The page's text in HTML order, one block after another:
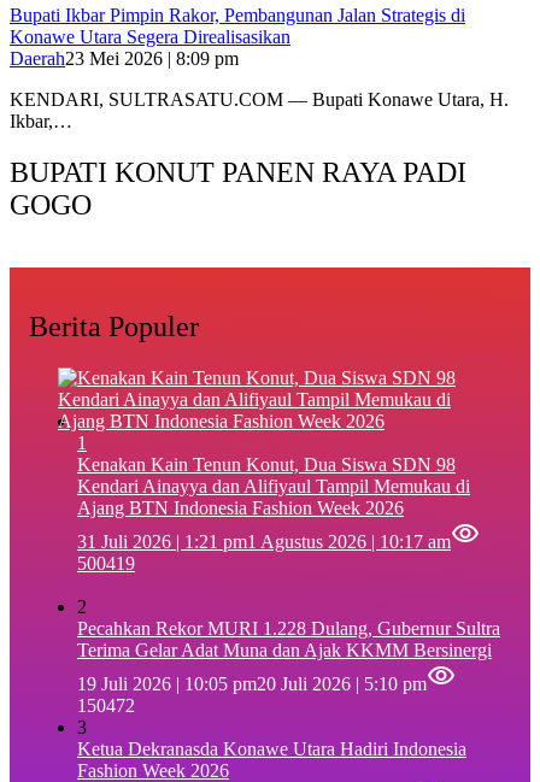
Bupati Ikbar Pimpin Rakor, Pembangunan Jalan Strategis di
Konawe Utara Segera Direalisasikan
Daerah23 Mei 2026 | 8:09 pm
KENDARI, SULTRASATU.COM — Bupati Konawe Utara, H.
Ikbar,…
BUPATI KONUT PANEN RAYA PADI
GOGO
Berita Populer
1
‎Kenakan Kain Tenun Konut, Dua Siswa SDN 98
Kendari Ainayya dan Alifiyaul Tampil Memukau di
Ajang BTN Indonesia Fashion Week 2026
31 Juli 2026 | 1:21 pm1 Agustus 2026 | 10:17 am
500419
2
Pecahkan Rekor MURI 1.228 Dulang, Gubernur Sultra
Terima Gelar Adat Muna dan Ajak KKMM Bersinergi
19 Juli 2026 | 10:05 pm20 Juli 2026 | 5:10 pm
150472
3
Ketua Dekranasda Konawe Utara Hadiri Indonesia
Fashion Week 2026